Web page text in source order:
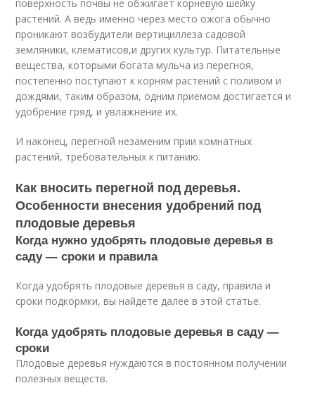
поверхность почвы не обжигает корневую шейку
растений. А ведь именно через место ожога обычно
проникают возбудители вертициллеза садовой
земляники, клематисов,и других культур. Питательные
вещества, которыми богата мульча из перегноя,
постепенно поступают к корням растений с поливом и
дождями, таким образом, одним приемом достигается и
удобрение гряд, и увлажнение их.
И наконец, перегной незаменим прии комнатных
растений, требовательных к питанию.
Как вносить перегной под деревья.
Особенности внесения удобрений под
плодовые деревья
Когда нужно удобрять плодовые деревья в
саду — сроки и правила
Когда удобрять плодовые деревья в саду, правила и
сроки подкормки, вы найдете далее в этой статье.
Когда удобрять плодовые деревья в саду —
сроки
Плодовые деревья нуждаются в постоянном получении
полезных веществ.